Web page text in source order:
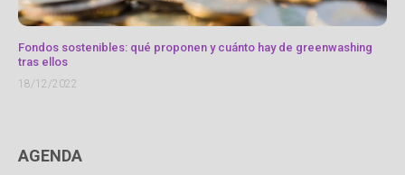
Fondos sostenibles: qué proponen y cuánto hay de greenwashing
tras ellos
18/12/2022
AGENDA